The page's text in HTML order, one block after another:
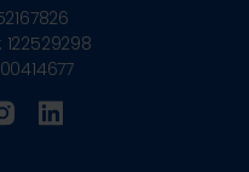
122529298